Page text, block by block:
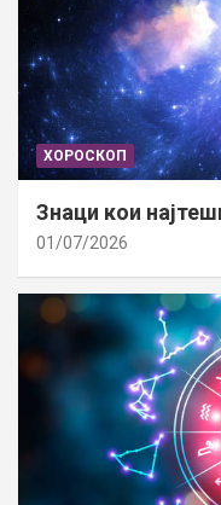
ХОРОСКОП
Знаци кои
01/07/2026